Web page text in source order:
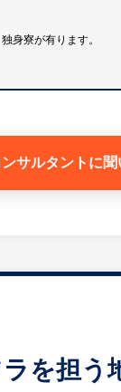
好を活かしたイン
ジしています。
取り組んでいま
身寮が有ります。
ンサルタントに
を担う